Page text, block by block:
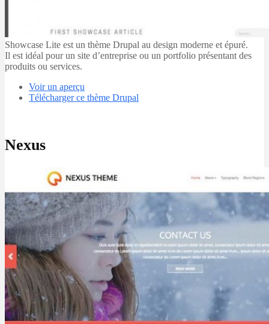
Showcase Lite est un thème Drupal au design moderne et épuré.
Il est idéal pour un site d’entreprise ou un portfolio présentant des
produits ou services.
Voir un aperçu
Télécharger ce thème Drupal
Nexus